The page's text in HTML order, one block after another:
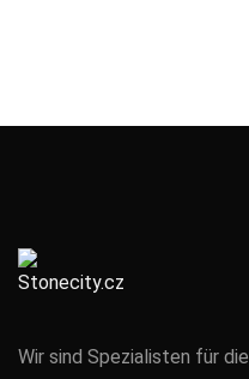
Wir sind Spezialisten für die